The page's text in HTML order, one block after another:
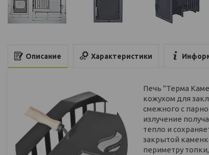
Описание Характеристики
Печь "Терма
кожухом для
смежного с
излучение
тепло и
закрытой
периметру